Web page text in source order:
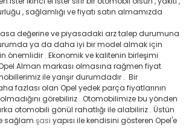
, sağlamlığı ve fiyatı satın almamızda
değerine ve piyasadaki arz talep durumuna
ya da daha iyi bir model almak için
önemlidir . Ekonomik ve kalitenin birleşimi
Alman markası olmasına rağmen fiyat
ile yarışır durumdadır . Bir
fazlası olan Opel yedek parça fiyatlarının
görebiliriz . Otomobilimize bu yönden
otomobili gönül rahatlığı ile alabiliriz . Üstün
sağlam şasi yapısı ile kendisini gösteren Opel'e